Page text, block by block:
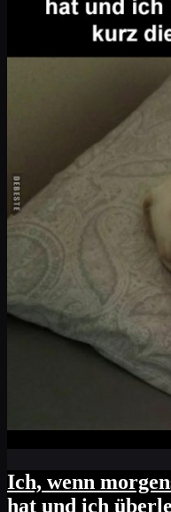
Ich, wenn
hat und ich